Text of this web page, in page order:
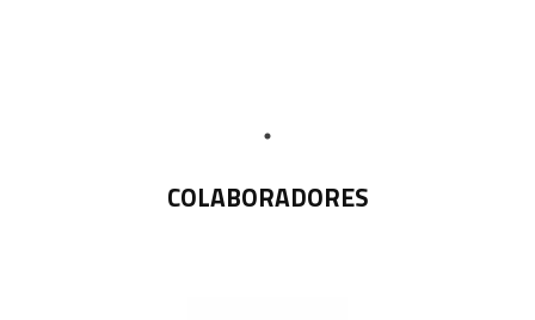
COLABORADORES